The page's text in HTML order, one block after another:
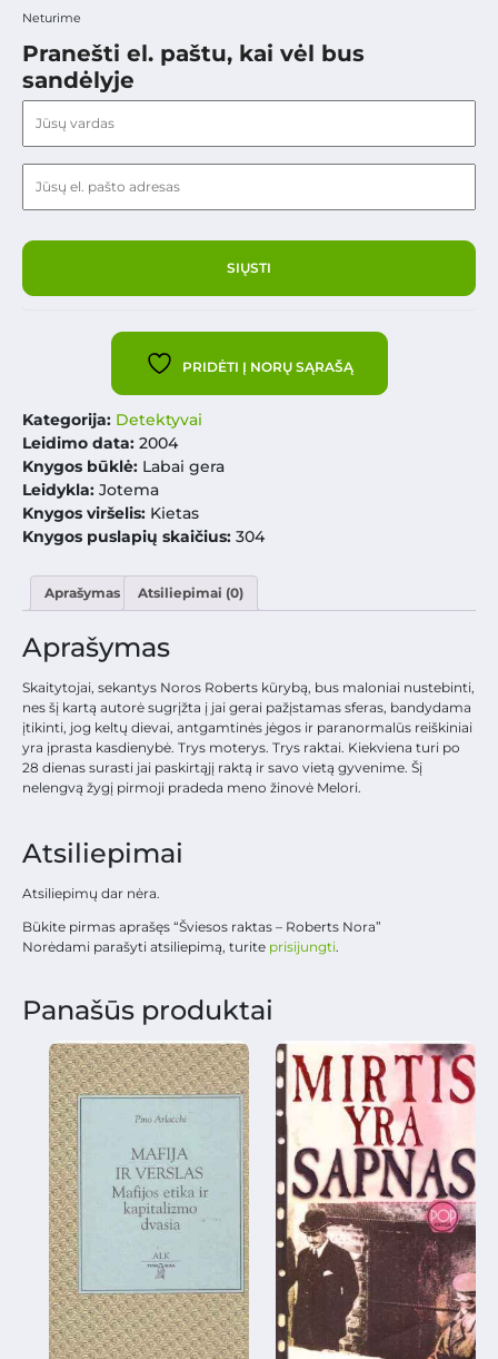
Neturime
Pranešti el. paštu, kai vėl bus
sandėlyje
PRIDĖTI Į NORŲ SĄRAŠĄ
Kategorija: Detektyvai
Leidimo data: 2004
Knygos būklė: Labai gera
Leidykla: Jotema
Knygos viršelis: Kietas
Knygos puslapių skaičius: 304
Aprašymas Atsiliepimai (0)
Aprašymas
Skaitytojai, sekantys Noros Roberts kūrybą, bus maloniai nustebinti,
nes šį kartą autorė sugrįžta į jai gerai pažįstamas sferas, bandydama
įtikinti, jog keltų dievai, antgamtinės jėgos ir paranormalūs reiškiniai
yra įprasta kasdienybė. Trys moterys. Trys raktai. Kiekviena turi po
28 dienas surasti jai paskirtąjį raktą ir savo vietą gyvenime. Šį
nelengvą žygį pirmoji pradeda meno žinovė Melori.
Atsiliepimai
Atsiliepimų dar nėra.
Būkite pirmas aprašęs “Šviesos raktas – Roberts Nora”
Norėdami parašyti atsiliepimą, turite prisijungti.
Panašūs produktai